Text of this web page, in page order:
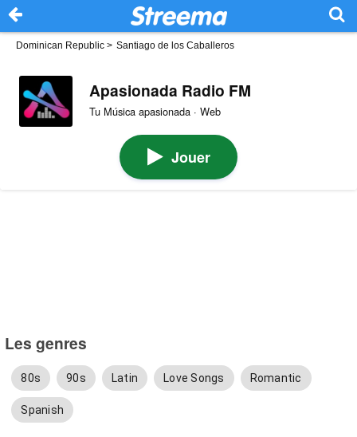
Dominican Republic > Santiago de los Caballeros
Apasionada Radio FM
Tu Música apasionada · Web
Jouer
Les genres
80s 90s Latin Love Songs Romantic
Spanish